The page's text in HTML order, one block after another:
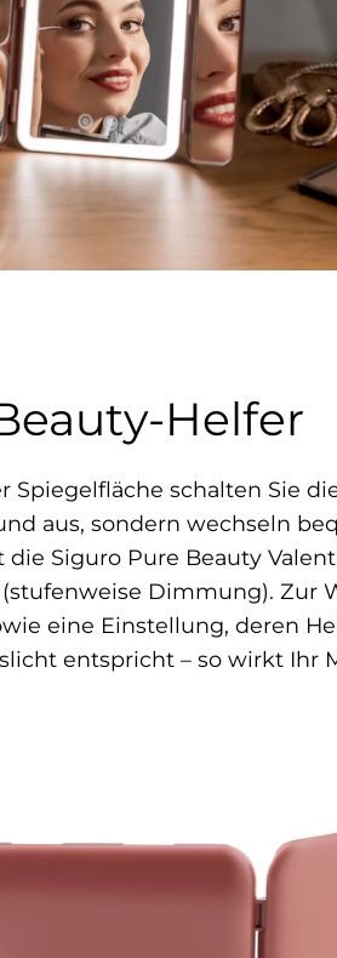
Helfer
Spiegelfläche schalten Sie
aus, sondern wechseln
Siguro Pure Beauty
Dimmung). Zur
eine Einstellung, deren
entspricht – so wirkt Ihr